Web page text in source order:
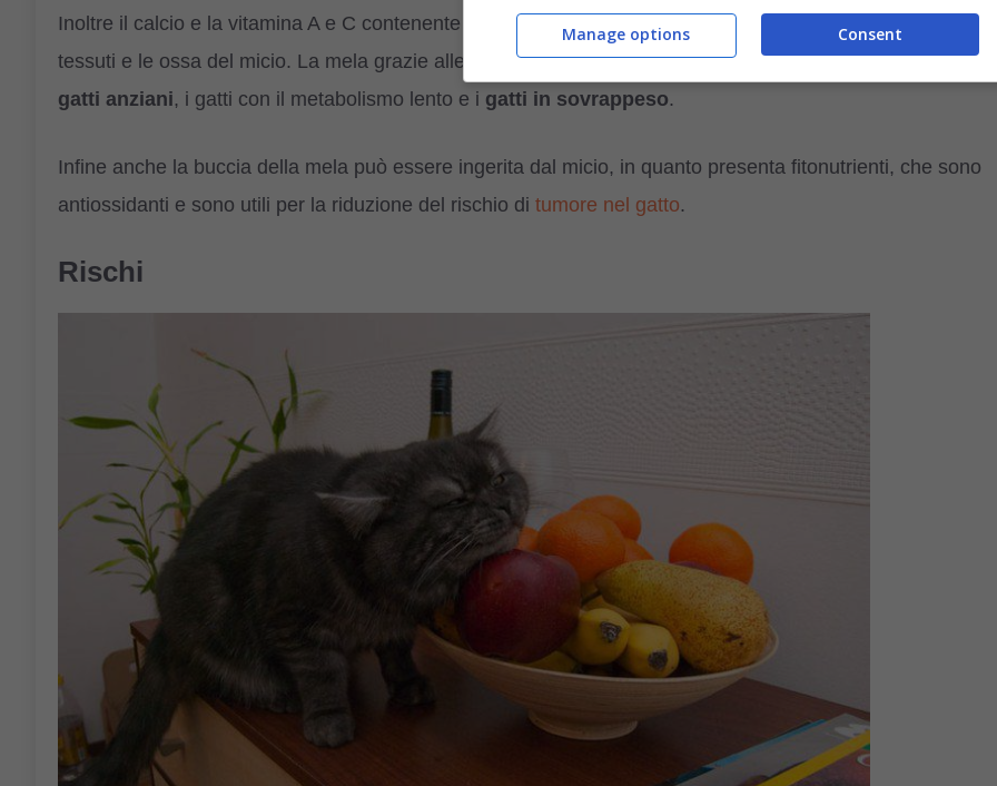
Inoltre il calcio e la vitamina A e C contenente in questo frutto, sono un ottimo aiuto per mantenere sani i
tessuti e le ossa del micio. La mela grazie alle fibre e al poco zucchero che contiene viene consigliata per
gatti anziani, i gatti con il metabolismo lento e i gatti in sovrappeso.
Infine anche la buccia della mela può essere ingerita dal micio, in quanto presenta fitonutrienti, che sono
antiossidanti e sono utili per la riduzione del rischio di tumore nel gatto.
Rischi
Consent
Manage options